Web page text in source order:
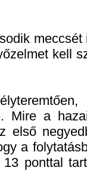
kell
Mire a
első
a
ponttal